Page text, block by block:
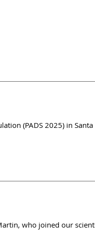
(PADS 2025) in Santa
who joined our